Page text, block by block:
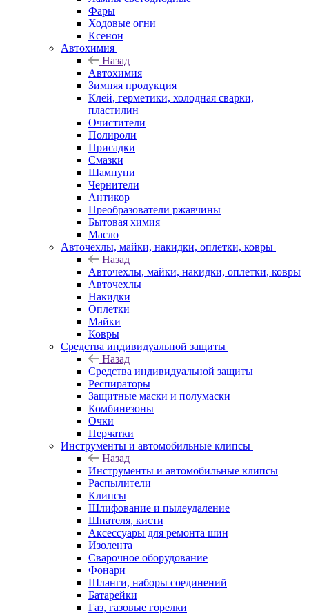
Фары
Ходовые огни
Ксенон
Автохимия
Назад
Автохимия
Зимняя продукция
Клей, герметики, холодная сварки,
пластилин
Очистители
Полироли
Присадки
Смазки
Шампуни
Чернители
Антикор
Преобразователи ржавчины
Бытовая химия
Масло
Авточехлы, майки, накидки, оплетки, ковры
Назад
Авточехлы, майки, накидки, оплетки, ковры
Авточехлы
Накидки
Оплетки
Майки
Ковры
Средства индивидуальной защиты
Назад
Средства индивидуальной защиты
Респираторы
Защитные маски и полумаски
Комбинезоны
Очки
Перчатки
Инструменты и автомобильные клипсы
Назад
Инструменты и автомобильные клипсы
Распылители
Клипсы
Шлифование и пылеудаление
Шпателя, кисти
Аксессуары для ремонта шин
Изолента
Сварочное оборудование
Фонари
Шланги, наборы соединений
Батарейки
Газ, газовые горелки